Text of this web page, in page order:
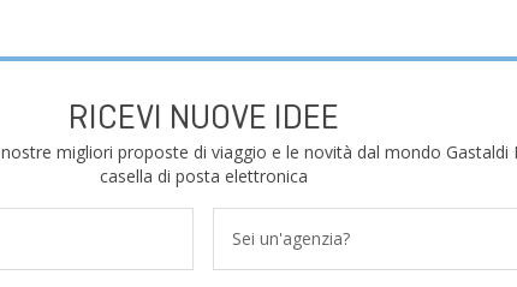
RICEVI NUOVE IDEE
migliori proposte di viaggio e le novità dal mondo Gastaldi
casella di posta elettronica
Sei un'agenzia?